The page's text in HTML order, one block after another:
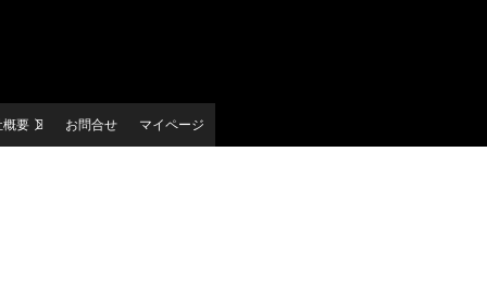
概要 お問合せ マイページ